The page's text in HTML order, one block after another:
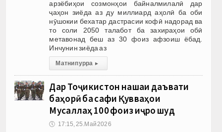
арзёбиҳои созмонҳои байналмилалӣ дар
ҷаҳон зиёда аз ду миллиард аҳолӣ ба оби
нӯшокии бехатар дастрасии кофӣ надорад ва
то соли 2050 талабот ба захираҳои обӣ
метавонад беш аз 30 фоиз афзоиш ёбад.
Инчунин зиёда аз
Матни пурра ▸
Дар Тоҷикистон нақшаи даъвати
баҳорӣ ба сафи Қувваҳои
Мусаллаҳ 100 фоиз иҷро шуд
🕔 17:15, 25.Май 2026